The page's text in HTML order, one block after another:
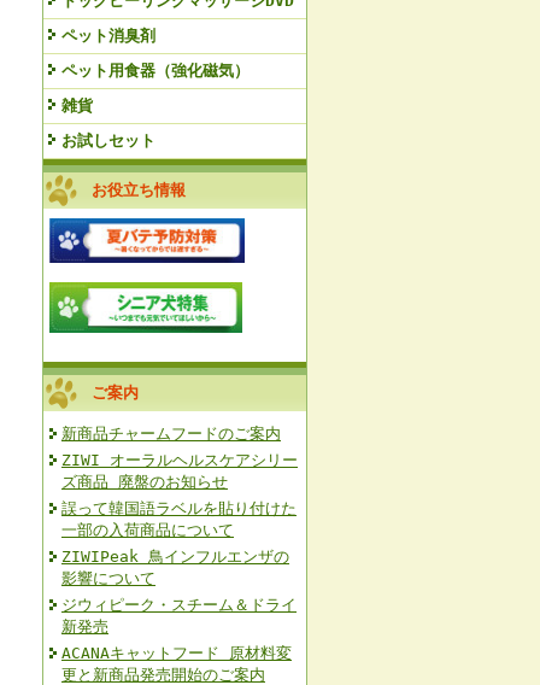
ペット消臭剤
ペット用食器（強化磁気）
雑貨
お試しセット
お役立ち情報
ご案内
新商品チャームフードのご案内
ZIWI オーラルヘルスケアシリー
ズ商品 廃盤のお知らせ
誤って韓国語ラベルを貼り付けた
一部の入荷商品について
ZIWIPeak 鳥インフルエンザの
影響について
ジウィピーク・スチーム＆ドライ
新発売
ACANAキャットフード 原材料変
更と新商品発売開始のご案内